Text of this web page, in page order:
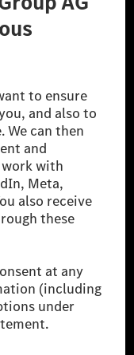
AG) a
és
vezető
Benz Mobility
és
mobilitási